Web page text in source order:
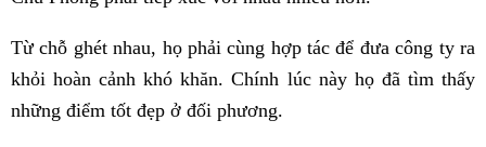
Từ chỗ ghét nhau, họ phải cùng hợp tác để đưa công ty ra
khỏi hoàn cảnh khó khăn. Chính lúc này họ đã tìm thấy
những điểm tốt đẹp ở đối phương.